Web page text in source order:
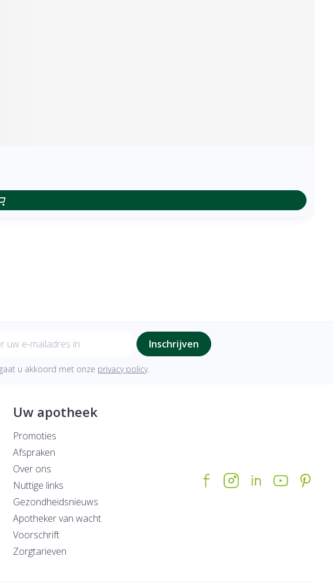
Inschrijven
u akkoord met onze privacy policy.
Uw apotheek
Promoties
Afspraken
Over ons
Nuttige links
Gezondheidsnieuws
Apotheker van wacht
Voorschrift
Zorgtarieven